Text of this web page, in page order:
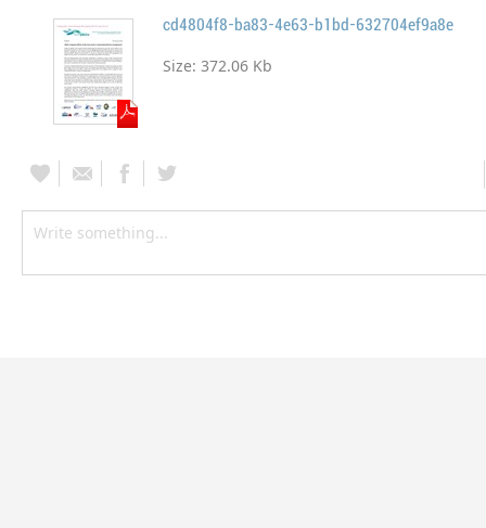
cd4804f8-ba83-4e63-b1bd-632704ef9a8e
Size: 372.06 Kb